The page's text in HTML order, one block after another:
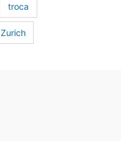
troca
Zurich